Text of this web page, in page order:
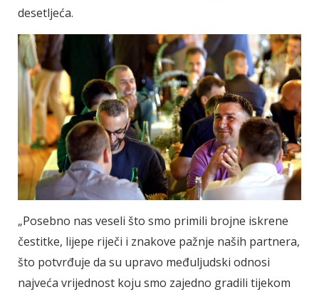
desetljeća.
„Posebno nas veseli što smo primili brojne iskrene
čestitke, lijepe riječi i znakove pažnje naših partnera,
što potvrđuje da su upravo međuljudski odnosi
najveća vrijednost koju smo zajedno gradili tijekom